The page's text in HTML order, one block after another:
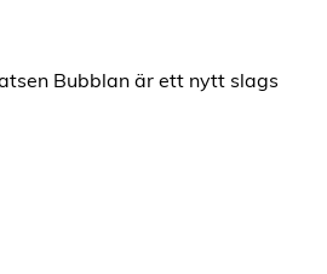
Bubblan är ett nytt slags